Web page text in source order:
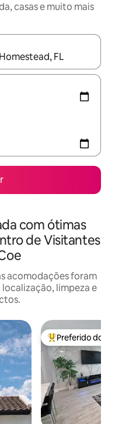
casas e muito mais
explore-os
com ótimas
de Visitantes
acomodações foram
limpeza e
Entre os
Preferido dos